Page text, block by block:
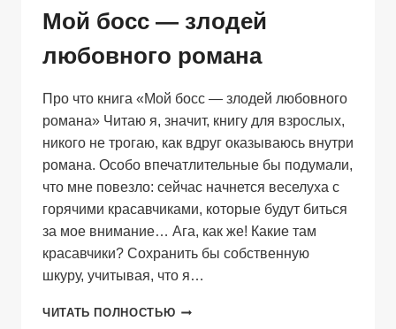
Мой босс — злодей
любовного романа
Про что книга «Мой босс — злодей любовного
романа» Читаю я, значит, книгу для взрослых,
никого не трогаю, как вдруг оказываюсь внутри
романа. Особо впечатлительные бы подумали,
что мне повезло: сейчас начнется веселуха с
горячими красавчиками, которые будут биться
за мое внимание… Ага, как же! Какие там
красавчики? Сохранить бы собственную
шкуру, учитывая, что я…
ЧИТАТЬ ПОЛНОСТЬЮ МОЙ